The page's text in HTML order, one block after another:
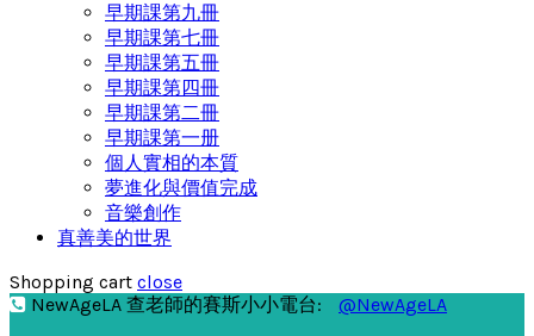
早期課第九冊
早期課第七冊
早期課第五冊
早期課第四冊
早期課第二冊
早期課第一册
個人實相的本質
夢進化與價值完成
音樂創作
真善美的世界
Shopping cart close
NewAgeLA 查老師的賽斯小小電台:
@NewAgeLA